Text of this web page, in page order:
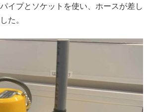
イプとソケットを使い、ホースが差し
た。